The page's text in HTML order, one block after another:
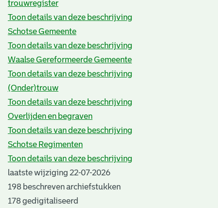
trouwregister
Toon details van deze beschrijving
Schotse Gemeente
Toon details van deze beschrijving
Waalse Gereformeerde Gemeente
Toon details van deze beschrijving
(Onder)trouw
Toon details van deze beschrijving
Overlijden en begraven
Toon details van deze beschrijving
Schotse Regimenten
Toon details van deze beschrijving
laatste wijziging 22-07-2026
198 beschreven archiefstukken
178 gedigitaliseerd